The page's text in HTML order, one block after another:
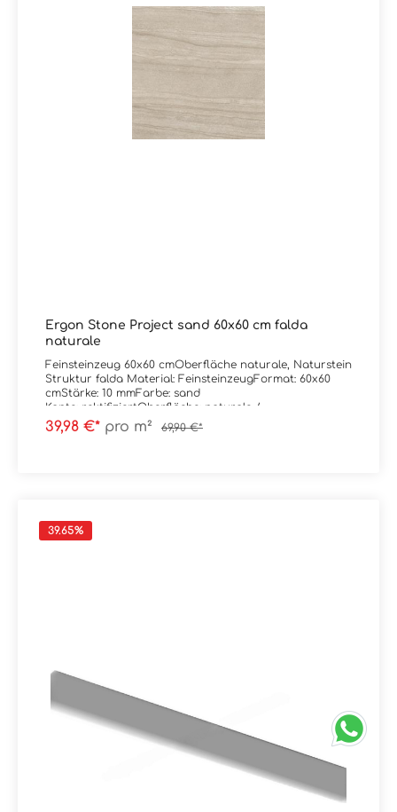
Ergon Stone Project sand 60x60 cm falda
naturale
Feinsteinzeug 60x60 cmOberfläche naturale, Naturstein
Struktur falda Material: FeinsteinzeugFormat: 60x60
cmStärke: 10 mmFarbe: sand
Kante: rektifiziertOberfläche: naturale /
mattAbrieb/Trittsicherheit: V/R10
Verpackungsdaten:Paketinhalt: 1,08 m²Paletteninhalt:
39,98 €* pro m² 69,90 €*
39.65%